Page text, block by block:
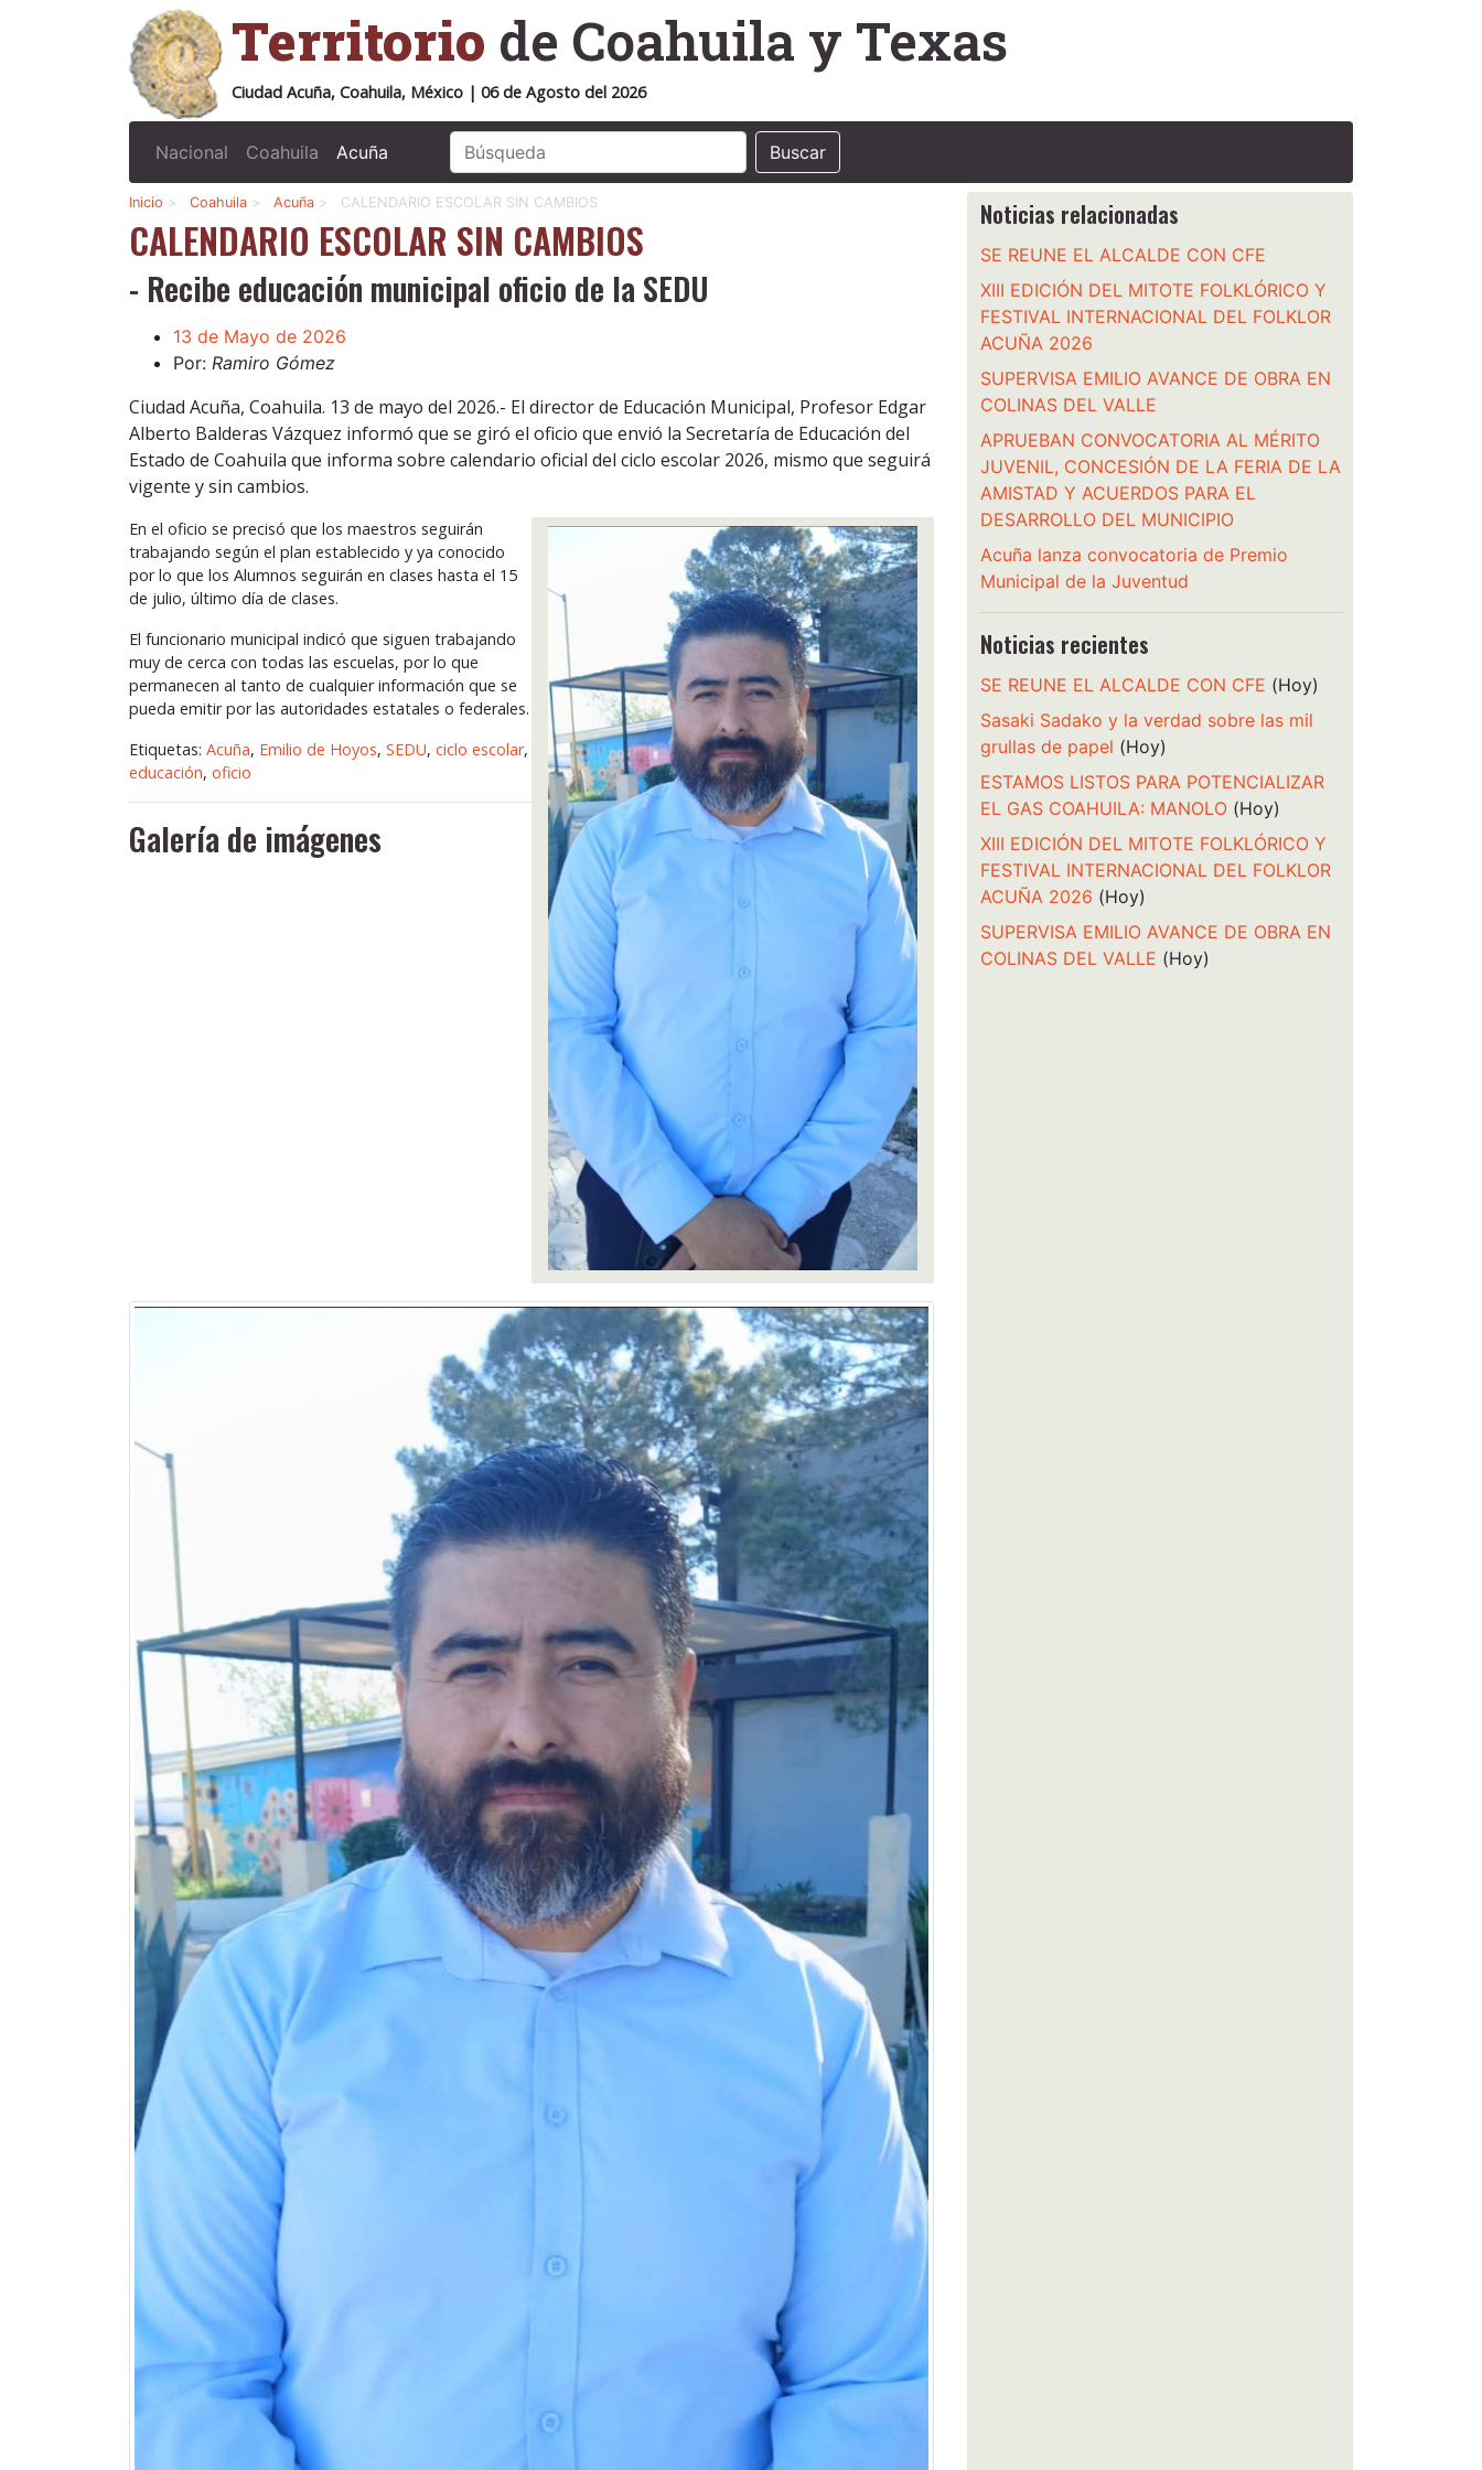
Territorio de Coahuila y Texas
Ciudad Acuña, Coahuila, México | 06 de Agosto del 2026
Nacional Coahuila Acuña Buscar
Inicio > Coahuila > Acuña > CALENDARIO ESCOLAR SIN CAMBIOS
CALENDARIO ESCOLAR SIN CAMBIOS
- Recibe educación municipal oficio de la SEDU
13 de Mayo de 2026
Por: Ramiro Gómez
Ciudad Acuña, Coahuila. 13 de mayo del 2026.- El director de Educación Municipal, Profesor Edgar
Alberto Balderas Vázquez informó que se giró el oficio que envió la Secretaría de Educación del
Estado de Coahuila que informa sobre calendario oficial del ciclo escolar 2026, mismo que seguirá
vigente y sin cambios.
En el oficio se precisó que los maestros seguirán
trabajando según el plan establecido y ya conocido
por lo que los Alumnos seguirán en clases hasta el 15
de julio, último día de clases.
El funcionario municipal indicó que siguen trabajando
muy de cerca con todas las escuelas, por lo que
permanecen al tanto de cualquier información que se
pueda emitir por las autoridades estatales o federales.
Etiquetas: Acuña, Emilio de Hoyos, SEDU, ciclo escolar,
educación, oficio
Galería de imágenes
Noticias relacionadas
SE REUNE EL ALCALDE CON CFE
XIII EDICIÓN DEL MITOTE FOLKLÓRICO Y
FESTIVAL INTERNACIONAL DEL FOLKLOR
ACUÑA 2026
SUPERVISA EMILIO AVANCE DE OBRA EN
COLINAS DEL VALLE
APRUEBAN CONVOCATORIA AL MÉRITO
JUVENIL, CONCESIÓN DE LA FERIA DE LA
AMISTAD Y ACUERDOS PARA EL
DESARROLLO DEL MUNICIPIO
Acuña lanza convocatoria de Premio
Municipal de la Juventud
Noticias recientes
SE REUNE EL ALCALDE CON CFE (Hoy)
Sasaki Sadako y la verdad sobre las mil
grullas de papel (Hoy)
ESTAMOS LISTOS PARA POTENCIALIZAR
EL GAS COAHUILA: MANOLO (Hoy)
XIII EDICIÓN DEL MITOTE FOLKLÓRICO Y
FESTIVAL INTERNACIONAL DEL FOLKLOR
ACUÑA 2026 (Hoy)
SUPERVISA EMILIO AVANCE DE OBRA EN
COLINAS DEL VALLE (Hoy)